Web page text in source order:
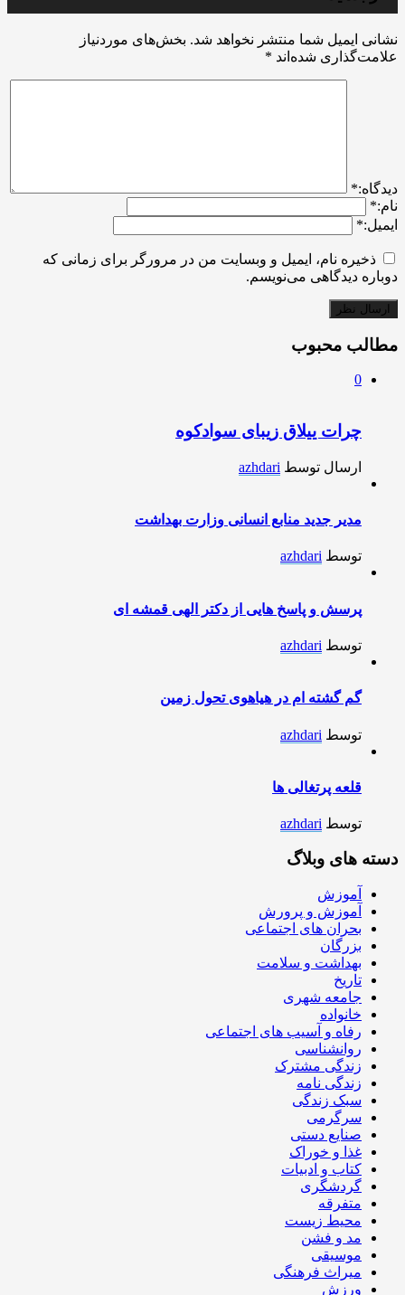
نشانی ایمیل شما منتشر نخواهد شد. بخش‌های موردنیاز
علامت‌گذاری شده‌اند *
ديدگاه:*
نام:*
ایمیل:*
ذخیره نام، ایمیل و وبسایت من در مرورگر برای زمانی که
دوباره دیدگاهی می‌نویسم.
مطالب محبوب
0
چرات ییلاق زیبای سوادکوه
ارسال توسط azhdari
مدیر جدید منابع انسانی وزارت بهداشت
توسط azhdari
پرسش و پاسخ هایی از دکتر الهی قمشه ای
توسط azhdari
گم گشته ام در هیاهوی تحول زمین
توسط azhdari
قلعه پرتغالی ها
توسط azhdari
دسته های وبلاگ
آموزش
آموزش و پرورش
بحران های اجتماعی
بزرگان
بهداشت و سلامت
تاریخ
جامعه شهری
خانواده
رفاه و آسیب های اجتماعی
روانشناسی
زندگی مشترک
زندگی نامه
سبک زندگی
سرگرمی
صنایع دستی
غذا و خوراک
کتاب و ادبیات
گردشگری
متفرقه
محیط زیست
مد و فشن
موسیقی
میراث فرهنگی
ورزش